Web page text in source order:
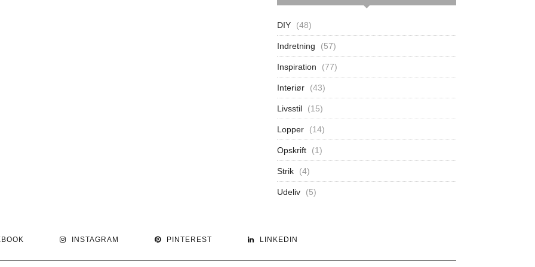
DIY (48)
Indretning (57)
Inspiration (77)
Interiør (43)
Livsstil (15)
Lopper (14)
Opskrift (1)
Strik (4)
Udeliv (5)
INSTAGRAM PINTEREST LINKEDIN